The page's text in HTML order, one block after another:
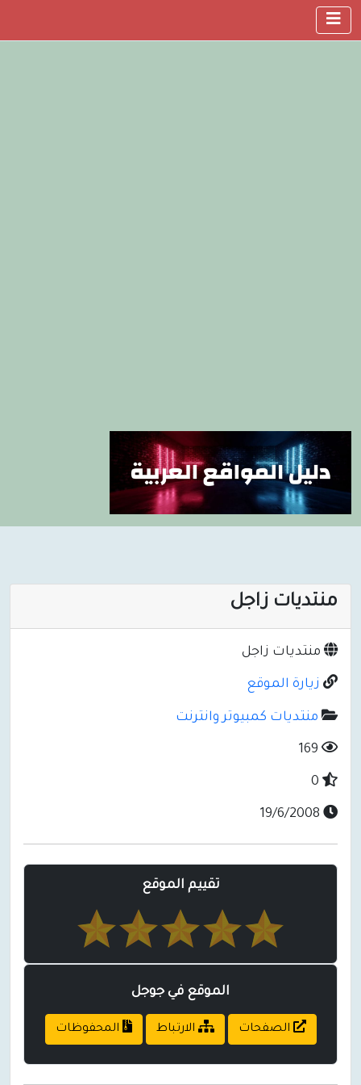
منتديات زاجل
منتديات زاجل
زيارة الموقع
منتديات كمبيوتر وانترنت
تقييم الموقع
الموقع في جوجل
الصفحات الارتباط المحفوظات